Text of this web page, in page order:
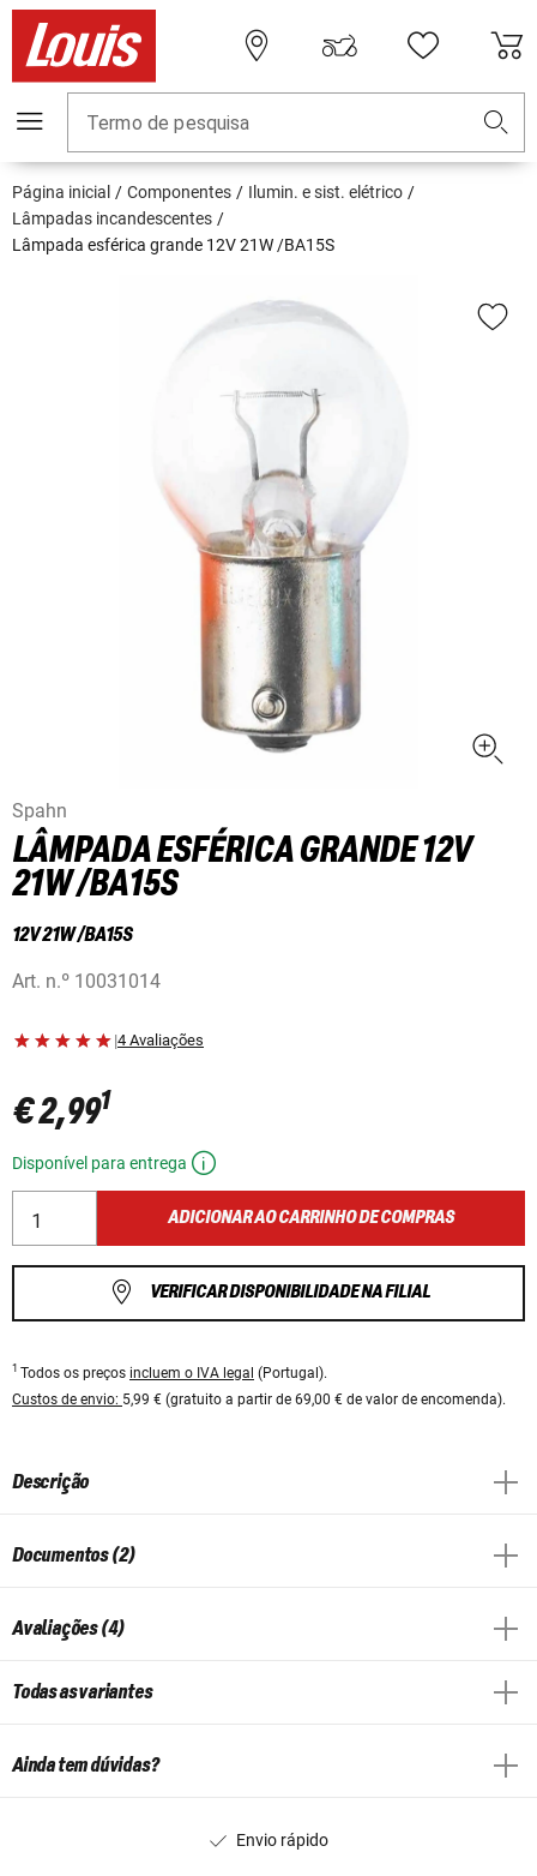
Termo de pesquisa
Página inicial Componentes
Ilumin. e sist. elétrico
Lâmpadas incandescentes
Lâmpada esférica grande 12V 21W /BA15S
Spahn
LÂMPADA ESFÉRICA GRANDE 12V
21W /BA15S
12V 21W /BA15S
Art. n.º 10031014
|4 Avaliações
€ 2,991
Disponível para entrega
ADICIONAR AO CARRINHO DE COMPRAS
VERIFICAR DISPONIBILIDADE NA FILIAL
1 Todos os preços incluem o IVA legal (Portugal).
Custos de envio: 5,99 € (gratuito a partir de 69,00 € de valor de encomenda).
Descrição
Documentos (2)
Avaliações (4)
Todas as variantes
Ainda tem dúvidas?
Envio rápido